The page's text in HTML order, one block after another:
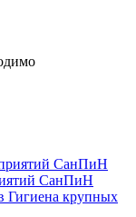
СанПиН
Гигиена крупных